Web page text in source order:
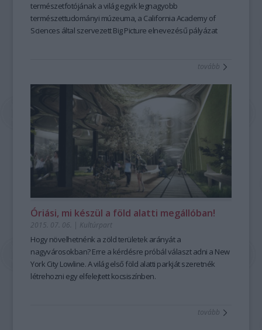
természetfotójának a világ egyik legnagyobb
természettudományi múzeuma, a California Academy of
Sciences által szervezett Big Picture elnevezésű pályázat
tovább
Óriási, mi készül a föld alatti megállóban!
2015. 07. 06. | Kultúrpart
Hogy növelhetnénk a zöld területek arányát a
nagyvárosokban? Erre a kérdésre próbál választ adni a New
York City Lowline. Avilág első föld alatti parkját szeretnék
létrehozni egy elfelejtett kocsiszínben.
tovább